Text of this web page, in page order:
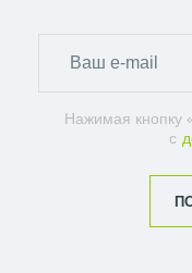
Нажимая кнопку
с